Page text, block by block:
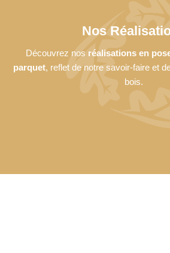
Nos
Découvrez nos réalisations en
parquet, reflet de notre savoir-faire et
bois.